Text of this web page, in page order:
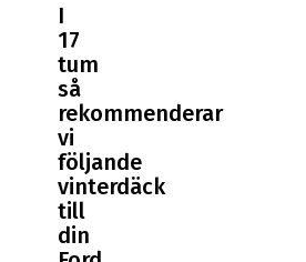
I
17
tum
så
rekommenderar
vi
följande
vinterdäck
till
din